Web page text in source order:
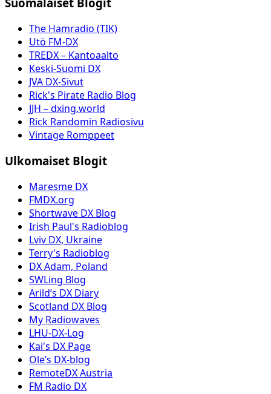
The Hamradio (TIK)
Utö FM-DX
TREDX – Kantoaalto
Keski-Suomi DX
JVA DX-Sivut
Rick's Pirate Radio Blog
JJH – dxing.world
Rick Randomin Radiosivu
Vintage Romppeet
Ulkomaiset Blogit
Maresme DX
FMDX.org
Shortwave DX Blog
Irish Paul's Radioblog
Lviv DX, Ukraine
Terry's Radioblog
DX Adam, Poland
SWLing Blog
Arild’s DX Diary
Scotland DX Blog
My Radiowaves
LHU-DX-Log
Kai's DX Page
Ole’s DX-blog
RemoteDX Austria
FM Radio DX